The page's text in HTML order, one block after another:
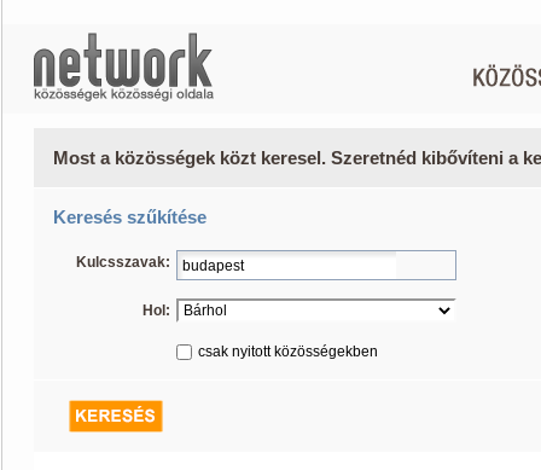
Most a közösségek közt keresel. Szeretnéd kibővíteni a
Keresés szűkítése
Kulcsszavak:
Hol:
csak nyitott közösségekben